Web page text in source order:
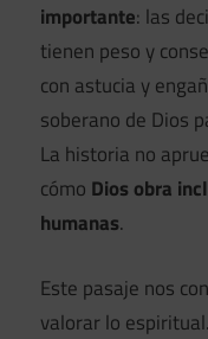
importante: las
tienen peso y
con astucia y
soberano de Dios
La historia no
cómo Dios obra
humanas.
Este pasaje nos
valorar lo